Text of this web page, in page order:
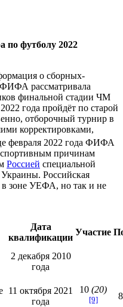
по футболу 2022
о сборных-
ФИФА рассматривала
финальной стадии ЧМ
года пройдёт по старой
отборочный турнир в
корректировками,
февраля 2022 года ФИФА
причинам
Россией специальной
Украины. Российская
в зоне УЕФА, но так и не
Дата
квалификации
Участие
2 декабря 2010
года
11 октября 2021
года
10 (20)
[9]